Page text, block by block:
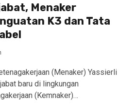
Menaker
K3 dan Tata
(Menaker) Yassierli
baru di lingkungan
(Kemnaker)…